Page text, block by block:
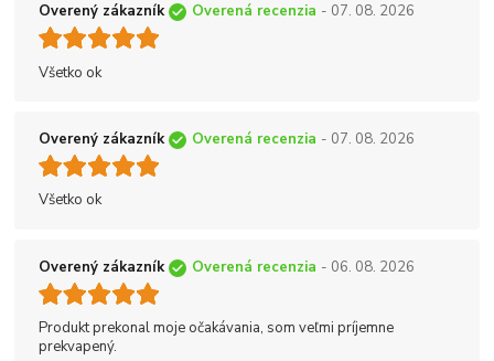
Overený zákazník Overená recenzia - 07. 08. 2026
Všetko ok
Overený zákazník Overená recenzia - 07. 08. 2026
Všetko ok
Overený zákazník Overená recenzia - 06. 08. 2026
Produkt prekonal moje očakávania, som veľmi príjemne
prekvapený.